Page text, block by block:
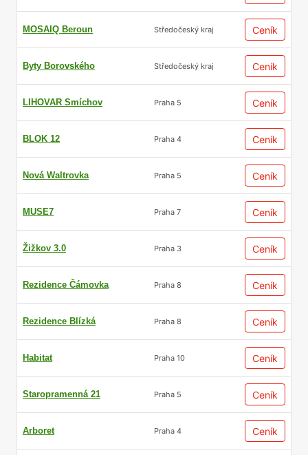
MOSAIQ Beroun Středočeský kraj Ceník
Byty Borovského Středočeský kraj Ceník
LIHOVAR Smíchov Praha 5 Ceník
BLOK 12 Praha 4 Ceník
Nová Waltrovka Praha 5 Ceník
MUSE7 Praha 7 Ceník
Žižkov 3.0 Praha 3 Ceník
Rezidence Čámovka Praha 8 Ceník
Rezidence Blízká Praha 8 Ceník
Habitat Praha 10 Ceník
Staropramenná 21 Praha 5 Ceník
Arboret Praha 4 Ceník